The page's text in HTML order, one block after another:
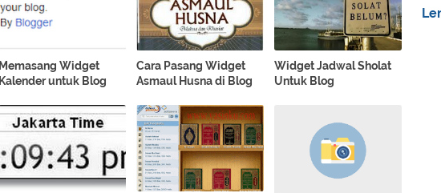
Memasang Widget
Kalender untuk Blog
Cara Pasang Widget
Asmaul Husna di Blog
Widget Jadwal Sholat
Untuk Blog